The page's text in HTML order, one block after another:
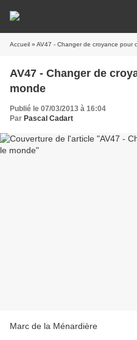
Accueil » AV47 - Changer de croyance pour
AV47 - Changer de
monde
Publié le 07/03/2013 à 16:04
Par Pascal Cadart
Marc de la Ménardière